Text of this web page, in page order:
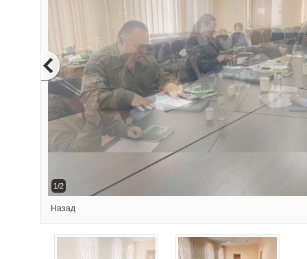
2/2
Назад